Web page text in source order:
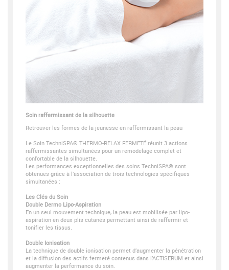
Soin raffermissant de la silhouette
Retrouver les formes de la jeunesse en raffermissant la peau
Le Soin TechniSPA® THERMO-RELAX FERMETÉ réunit 3 actions
raffermissantes simultanées pour un remodelage complet et
confortable de la silhouette.
Les performances exceptionnelles des soins TechniSPA® sont
obtenues grâce à l’association de trois technologies spécifiques
simultanées :
Les Clés du Soin
Double Dermo Lipo-Aspiration
En un seul mouvement technique, la peau est mobilisée par lipo-
aspiration en deux plis cutanés permettant ainsi de raffermir et
tonifier les tissus.
Double Ionisation
La technique de double ionisation permet d’augmenter la pénétration
et la diffusion des actifs fermeté contenus dans l’ACTISERUM et ainsi
augmenter la performance du soin.